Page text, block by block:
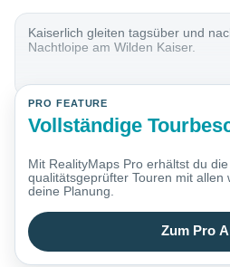
Kaiserlich gleiten tagsüber und
Nachtloipe am Wilden Kaiser.
PRO FEATURE
Vollständige
Mit RealityMaps Pro erhältst du
qualitätsgeprüfter Touren mit allen
deine Planung.
Zum Pro